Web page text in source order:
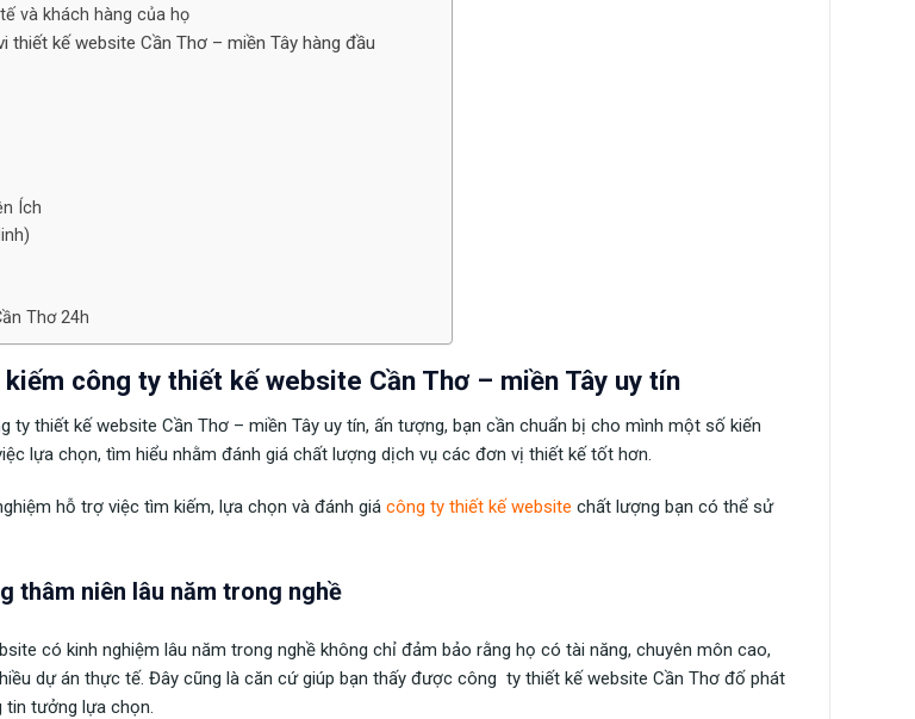
và khách hàng của họ
thiết kế website Cần Thơ – miền Tây hàng đầu
Ích
Thơ 24h
công ty thiết kế website Cần Thơ – miền Tây uy tín
ty thiết kế website Cần Thơ – miền Tây uy tín, ấn tượng, bạn cần chuẩn bị cho mình một số kiến
lựa chọn, tìm hiểu nhằm đánh giá chất lượng dịch vụ các đơn vị thiết kế tốt hơn.
hỗ trợ việc tìm kiếm, lựa chọn và đánh giá công ty thiết kế website chất lượng bạn có thể sử
thâm niên lâu năm trong nghề
có kinh nghiệm lâu năm trong nghề không chỉ đảm bảo rằng họ có tài năng, chuyên môn cao,
dự án thực tế. Đây cũng là căn cứ giúp bạn thấy được công ty thiết kế website Cần Thơ đố phát
tin tưởng lựa chọn.